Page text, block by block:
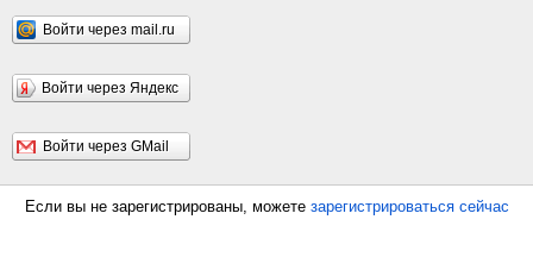
Войти через mail.ru
Войти через Яндекс
Войти через GMail
Если вы не зарегистрированы, можете зарегистрироваться сейчас